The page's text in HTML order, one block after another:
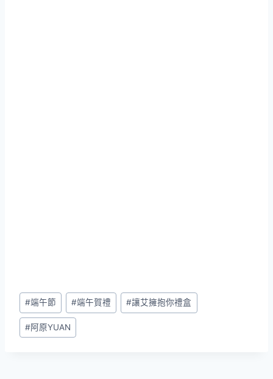
Post
Tags:
#端午節 #端午賀禮 #讓艾擁抱你禮盒
#阿原YUAN